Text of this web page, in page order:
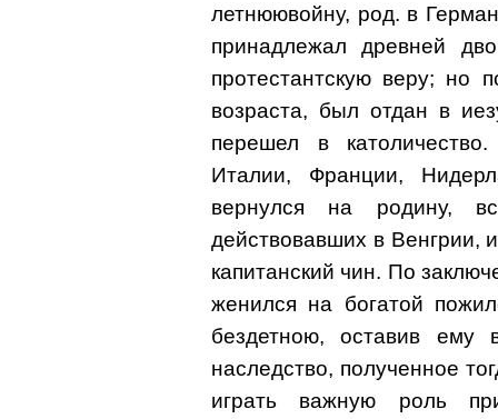
летнюювойну, род. в
принадлежал древней
протестантскую веру; но
возраста, был отдан в
перешел в
Италии, Франции,
вернулся на родину,
действовавших в Венгрии,
капитанский чин. По
женился на богатой
бездетною, оставив ему
наследство, полученное
играть важную роль